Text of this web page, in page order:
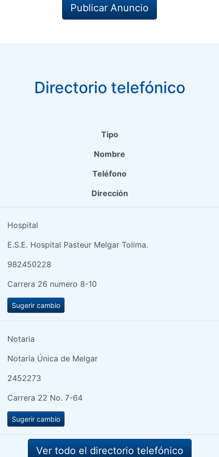
Publicar Anuncio
Directorio telefónico
Tipo
Nombre
Teléfono
Dirección
Hospital
E.S.E. Hospital Pasteur Melgar Tolima.
982450228
Carrera 26 numero 8-10
Sugerir cambio
Notaria
Notaría Única de Melgar
2452273
Carrera 22 No. 7-64
Sugerir cambio
Ver todo el directorio telefónico